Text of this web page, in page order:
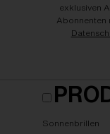
exklusiven
Abonnenten
Sonnenbrillen